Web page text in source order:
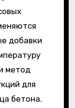
добавки
метод
для
бетона.